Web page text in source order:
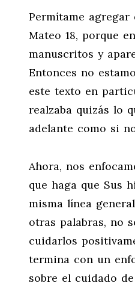
Permítame
Mateo 18, porque
manuscritos y
Entonces no
este texto en
realzaba quizás lo
adelante como si
Ahora, nos
que haga que Sus
misma línea
otras palabras, no
cuidarlos
termina con un
sobre el cuidado